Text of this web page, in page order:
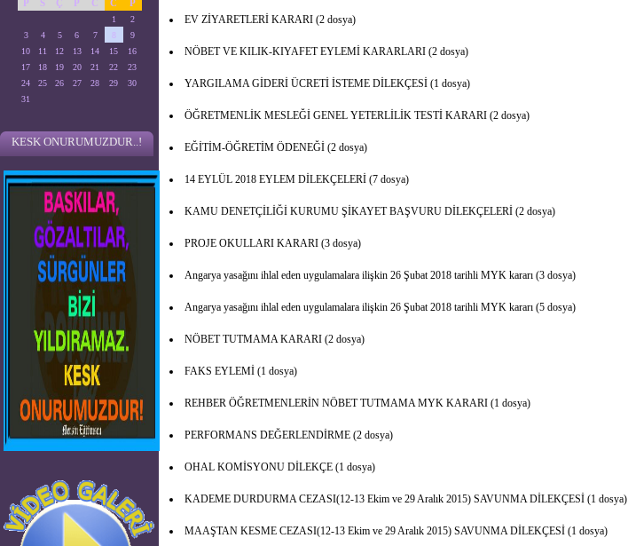
P S Ç P C C P
1
2
3
4 5 6 7 8
9
10
11 12 13 14 15
16
17
18 19 20 21 22
23
24
25 26 27 28 29
30
31
KESK ONURUMUZDUR..!
EV ZİYARETLERİ KARARI (2 dosya)
NÖBET VE KILIK-KIYAFET EYLEMİ KARARLARI (2 dosya)
YARGILAMA GİDERİ ÜCRETİ İSTEME DİLEKÇESİ (1 dosya)
ÖĞRETMENLİK MESLEĞİ GENEL YETERLİLİK TESTİ KARARI (2 dosya)
EĞİTİM-ÖĞRETİM ÖDENEĞİ (2 dosya)
14 EYLÜL 2018 EYLEM DİLEKÇELERİ (7 dosya)
KAMU DENETÇİLİĞİ KURUMU ŞİKAYET BAŞVURU DİLEKÇELERİ (2 dosya)
PROJE OKULLARI KARARI (3 dosya)
Angarya yasağını ihlal eden uygulamalara ilişkin 26 Şubat 2018 tarihli MYK kararı (3 dosya)
Angarya yasağını ihlal eden uygulamalara ilişkin 26 Şubat 2018 tarihli MYK kararı (5 dosya)
NÖBET TUTMAMA KARARI (2 dosya)
FAKS EYLEMİ (1 dosya)
REHBER ÖĞRETMENLERİN NÖBET TUTMAMA MYK KARARI (1 dosya)
PERFORMANS DEĞERLENDİRME (2 dosya)
OHAL KOMİSYONU DİLEKÇE (1 dosya)
KADEME DURDURMA CEZASI(12-13 Ekim ve 29 Aralık 2015) SAVUNMA DİLEKÇESİ (1 dosya)
MAAŞTAN KESME CEZASI(12-13 Ekim ve 29 Aralık 2015) SAVUNMA DİLEKÇESİ (1 dosya)